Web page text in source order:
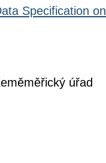
Specification
úřad